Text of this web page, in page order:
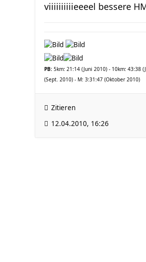
viiiiiiiiiieeeel bessere
PB: 5km: 21:14 (Juni 2010) - 10km: 43:38
(Sept. 2010) - M: 3:31:47 (Oktober 2010)
Zitieren
12.04.2010, 16:26